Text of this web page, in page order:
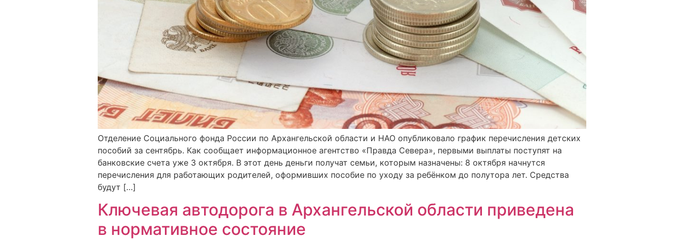
Отделение Социального фонда России по Архангельской области и НАО опубликовало график перечисления детских
пособий за сентябрь. Как сообщает информационное агентство «Правда Севера», первыми выплаты поступят на
банковские счета уже 3 октября. В этот день деньги получат семьи, которым назначены: 8 октября начнутся
перечисления для работающих родителей, оформивших пособие по уходу за ребёнком до полутора лет. Средства
будут […]
Ключевая автодорога в Архангельской области приведена
в нормативное состояние